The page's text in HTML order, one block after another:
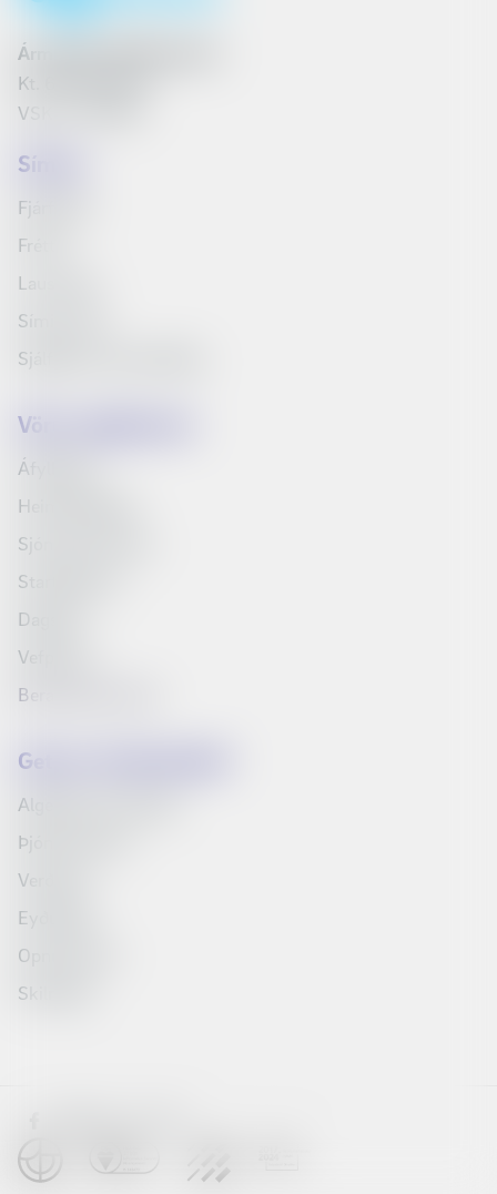
Ármúli 25, 108 Reykjavík
Kt. 6801262240
VSK nr. 161790
Getum við aðstoðað?
Algengar spurningar
Þjónustuvefur
Verðskrá
Eyðublöð
Opnunartími
Skilmálar
Vörur og þjónusta
Áfyllingar
Heimilispakkar
Sjónvarp Símans
Startpakkinn
Dagskrá
Vefpóstur
Bera saman vörur
Síminn
Fjárfestar
Fréttir
Laus störf
Síminn Pay
Sjálfbærni og samfélag